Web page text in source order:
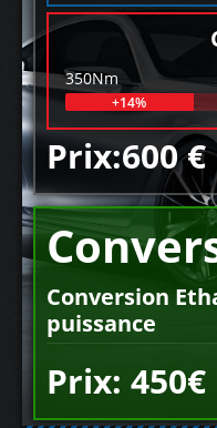
350Nm
+14%
Prix:600 €
Conversion
puissance
Prix: 450€